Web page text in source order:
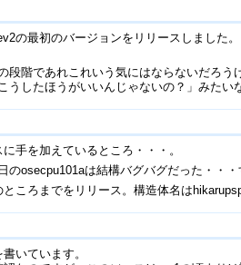
の最初のバージョンをリリースしました
段階であれこれいう気にはならないだろ
うしたほうがいいんじゃないの？」みたい
手を加えているところ・・・。
のosecpu101aは結構バグバグだった・・・
ところまでをリリース。構造体名は
いています。